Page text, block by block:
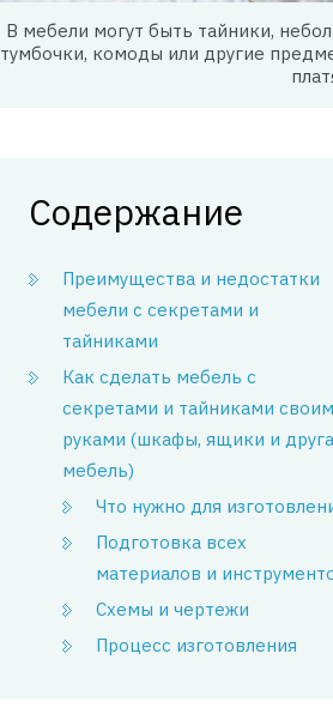
В мебели могут быть тайники,
тумбочки, комоды или другие
Содержание
Преимущества и недостатки
мебели с секретами и
тайниками
Как сделать мебель с
секретами и тайниками
руками (шкафы, ящики и
мебель)
Что нужно для
Подготовка всех
материалов и
Схемы и чертежи
Процесс изготовления